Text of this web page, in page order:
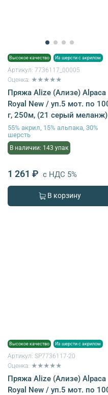
Высокое качество Из шерсти с акрилом
Артикул: 7736117_00005
Оценка: ★★★★★
Пряжа Alize (Ализе) Alpaca
Royal New / уп.5 мот. по
г, 250м, (21 серый меланж)
55% акрил, 15% альпака, 30%
шерсть
В наличии: 143 упак
1 261 ₽ с НДС 5%
В корзину
Высокое качество Из шерсти с акрилом
Артикул: SP7736117-20
Оценка: ★★★★★
Пряжа Alize (Ализе) Alpaca
Royal New / уп.5 мот. по